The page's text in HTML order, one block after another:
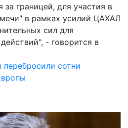
границей, для участия в
в рамках усилий ЦАХАЛ
сил для
- говорится в
сотни